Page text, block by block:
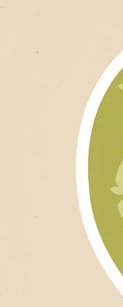
ваших
подписчиков
предприятий,